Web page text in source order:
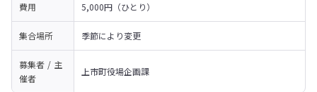
費用 5,000円（ひとり）
集合場所 季節により変更
募集者 / 主
催者
上市町役場企画課